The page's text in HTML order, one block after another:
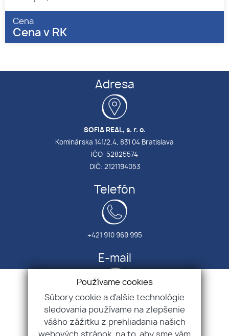
Cena
Cena v RK
Adresa
SOFIA REAL, s. r. o.
Kominárska 141/2,4, 831 04 Bratislava
IČO: 52825574
DIČ: 2121194053
Telefón
+421 910 969 995
E-mail
Úvod
Používame cookies
Súbory cookie a ďalšie technológie
sledovania používame na zlepšenie
vášho zážitku z prehliadania našich